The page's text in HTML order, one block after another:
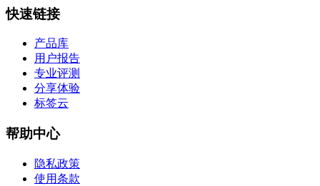
快速链接
产品库
用户报告
专业评测
分享体验
标签云
帮助中心
隐私政策
使用条款